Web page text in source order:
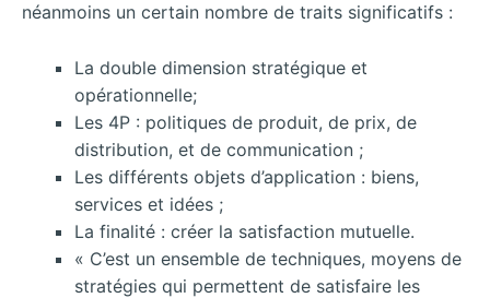
néanmoins un certain nombre de traits significatifs :
La double dimension stratégique et
opérationnelle;
Les 4P : politiques de produit, de prix, de
distribution, et de communication ;
Les différents objets d’application : biens,
services et idées ;
La finalité : créer la satisfaction mutuelle.
« C’est un ensemble de techniques, moyens de
stratégies qui permettent de satisfaire les